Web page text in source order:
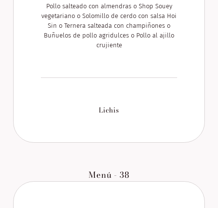
Pollo salteado con almendras o Shop Souey
vegetariano o Solomillo de cerdo con salsa Hoi
Sin o Ternera salteada con champiñones o
Buñuelos de pollo agridulces o Pollo al ajillo
crujiente
Lichis
Menú - 38